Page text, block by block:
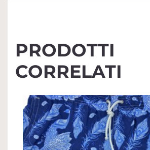
PRODOTTI
CORRELATI